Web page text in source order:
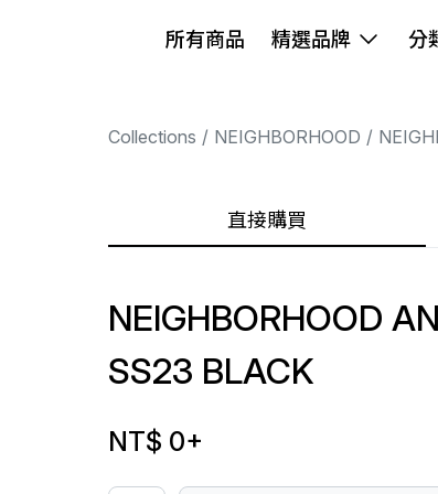
所有商品 精選品牌 分
Collections NEIGHBORHOOD
直接購買
NEIGHBORHOOD
SS23 BLACK
NT$ 0+